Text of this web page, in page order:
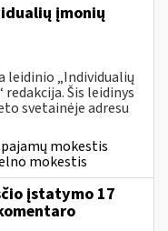
įmonių
leidinio „Individualių
Šis leidinys
svetainėje adresu
mokestis
mokestis
įstatymo 17